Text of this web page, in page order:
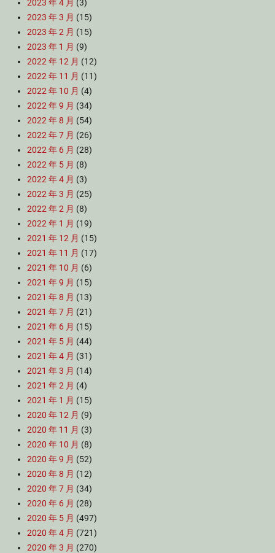
2023 年 4 月 (3)
2023 年 3 月 (15)
2023 年 2 月 (15)
2023 年 1 月 (9)
2022 年 12 月 (12)
2022 年 11 月 (11)
2022 年 10 月 (4)
2022 年 9 月 (34)
2022 年 8 月 (54)
2022 年 7 月 (26)
2022 年 6 月 (28)
2022 年 5 月 (8)
2022 年 4 月 (3)
2022 年 3 月 (25)
2022 年 2 月 (8)
2022 年 1 月 (19)
2021 年 12 月 (15)
2021 年 11 月 (17)
2021 年 10 月 (6)
2021 年 9 月 (15)
2021 年 8 月 (13)
2021 年 7 月 (21)
2021 年 6 月 (15)
2021 年 5 月 (44)
2021 年 4 月 (31)
2021 年 3 月 (14)
2021 年 2 月 (4)
2021 年 1 月 (15)
2020 年 12 月 (9)
2020 年 11 月 (3)
2020 年 10 月 (8)
2020 年 9 月 (52)
2020 年 8 月 (12)
2020 年 7 月 (34)
2020 年 6 月 (28)
2020 年 5 月 (497)
2020 年 4 月 (721)
2020 年 3 月 (270)